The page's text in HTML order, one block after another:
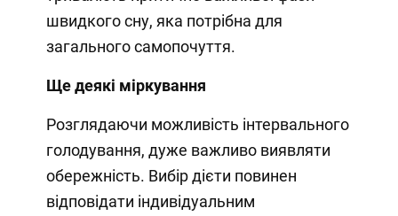
швидкого сну, яка потрібна для
загального самопочуття.
Ще деякі міркування
Розглядаючи можливість інтервального
голодування, дуже важливо виявляти
обережність. Вибір дієти повинен
відповідати індивідуальним